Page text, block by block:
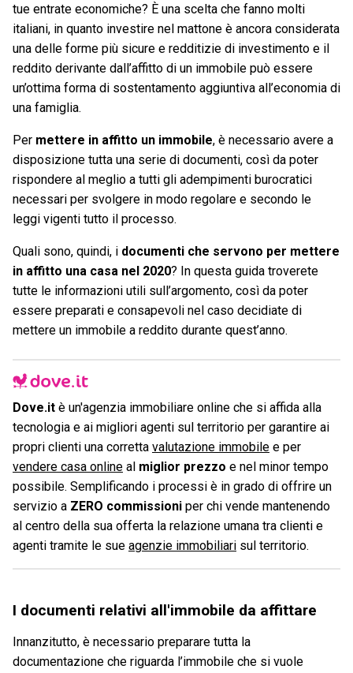
tue entrate economiche? È una scelta che fanno molti
italiani, in quanto investire nel mattone è ancora considerata
una delle forme più sicure e redditizie di investimento e il
reddito derivante dall’affitto di un immobile può essere
un’ottima forma di sostentamento aggiuntiva all’economia di
una famiglia.
Per mettere in affitto un immobile, è necessario avere a
disposizione tutta una serie di documenti, così da poter
rispondere al meglio a tutti gli adempimenti burocratici
necessari per svolgere in modo regolare e secondo le
leggi vigenti tutto il processo.
Quali sono, quindi, i documenti che servono per mettere
in affitto una casa nel 2020? In questa guida troverete
tutte le informazioni utili sull’argomento, così da poter
essere preparati e consapevoli nel caso decidiate di
mettere un immobile a reddito durante quest’anno.
Dove.it è un'agenzia immobiliare online che si affida alla
tecnologia e ai migliori agenti sul territorio per garantire ai
propri clienti una corretta valutazione immobile e per
vendere casa online al miglior prezzo e nel minor tempo
possibile. Semplificando i processi è in grado di offrire un
servizio a ZERO commissioni per chi vende mantenendo
al centro della sua offerta la relazione umana tra clienti e
agenti tramite le sue agenzie immobiliari sul territorio.
I documenti relativi all'immobile da affittare
Innanzitutto, è necessario preparare tutta la
documentazione che riguarda l’immobile che si vuole